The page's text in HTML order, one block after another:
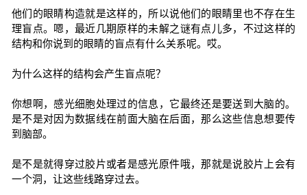
他们的眼睛构造就是这样的，所以说他们的眼睛里也不存在生
理盲点。嗯，最近几期原样的未解之谜有点儿多，不过这样的
结构和你说到的眼睛的盲点有什么关系呢。哎。
为什么这样的结构会产生盲点呢？
你想啊，感光细胞处理过的信息，它最终还是要送到大脑的。
是不是对因为数据线在前面大脑在后面，那么这些信息想要传
到脑部。
是不是就得穿过胶片或者是感光原件哦，那就是说胶片上会有
一个洞，让这些线路穿过去。